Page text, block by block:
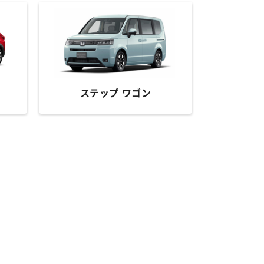
ステップ ワゴン